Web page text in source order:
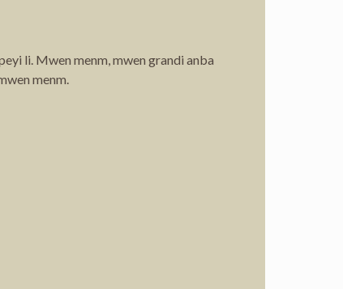
li. Mwen menm, mwen grandi anba
menm.